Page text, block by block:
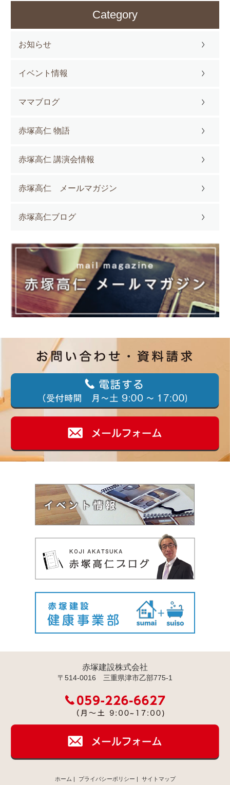
Category
お知らせ
イベント情報
ママブログ
赤塚高仁 物語
赤塚高仁 講演会情報
赤塚高仁 メールマガジン
赤塚高仁ブログ
赤塚建設株式会社
〒514-0016 三重県津市乙部775-1
ホーム | プライバシーポリシー | サイトマップ